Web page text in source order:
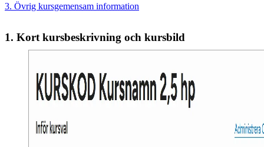
3. Övrig kursgemensam information
1. Kort kursbeskrivning och kursbild